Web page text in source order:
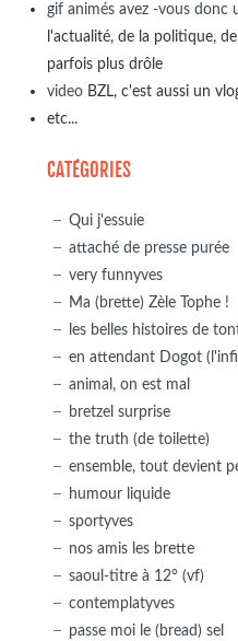
gif animés avez -vous donc
l'actualité, de la politique,
parfois plus drôle
videoBZL, c'est aussi un
etc...
CATÉGORIES
Qui j'essuie
attaché de presse purée
very funnyves
Ma (brette) Zèle Tophe !
les belles histoires de
en attendant Dogot
animal, on est mal
bretzel surprise
the truth (de toilette)
ensemble, tout devient
humour liquide
sportyves
nos amis les brette
saoul-titre à 12° (vf)
contemplatyves
passe moi le (bread) sel